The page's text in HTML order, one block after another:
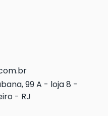
99 A - loja 8 -
- RJ